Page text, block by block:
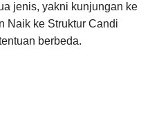
jenis, yakni kunjungan ke
Naik ke Struktur Candi
berbeda.